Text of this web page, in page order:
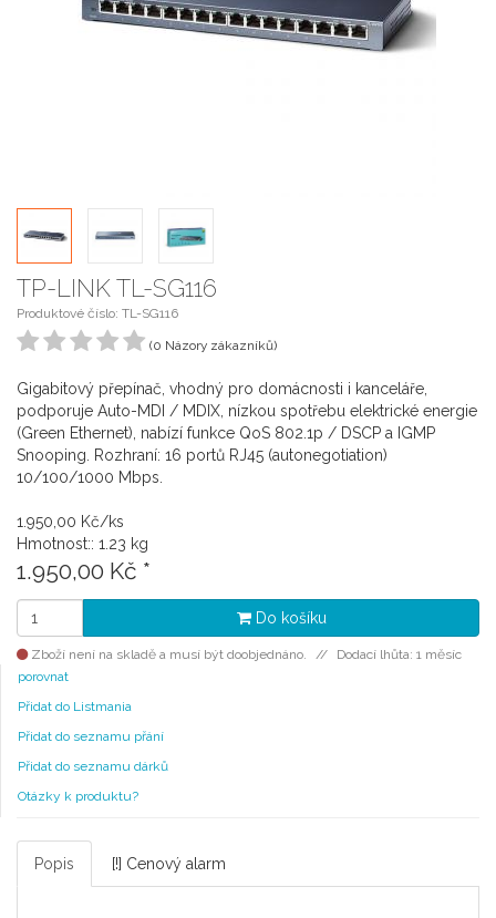
TP-LINK TL-SG116
Produktové číslo: TL-SG116
(0 Názory zákazníků)
Gigabitový přepínač, vhodný pro domácnosti i kanceláře,
podporuje Auto-MDI / MDIX, nízkou spotřebu elektrické energie
(Green Ethernet), nabízí funkce QoS 802.1p / DSCP a IGMP
Snooping. Rozhraní: 16 portů RJ45 (autonegotiation)
10/100/1000 Mbps.
1.950,00 Kč/ks
Hmotnost:: 1.23 kg
1.950,00 Kč *
Do košíku
Zboží není na skladě a musí být doobjednáno.
Dodací lhůta: 1 měsíc
porovnat
Přidat do Listmania
Přidat do seznamu přání
Přidat do seznamu dárků
Otázky k produktu?
Popis [!] Cenový alarm